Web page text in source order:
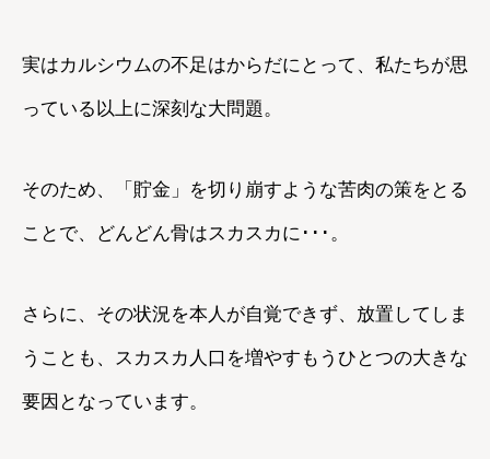
実はカルシウムの不足はからだにとって、私たちが思
っている以上に深刻な大問題。
そのため、「貯金」を切り崩すような苦肉の策をとる
ことで、どんどん骨はスカスカに･･･。
さらに、その状況を本人が自覚できず、放置してしま
うことも、スカスカ人口を増やすもうひとつの大きな
要因となっています。